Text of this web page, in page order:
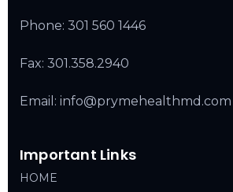
Phone: 301 560 1446
Fax: 301.358.2940
Email: info@prymehealthmd.com
Important Links
HOME